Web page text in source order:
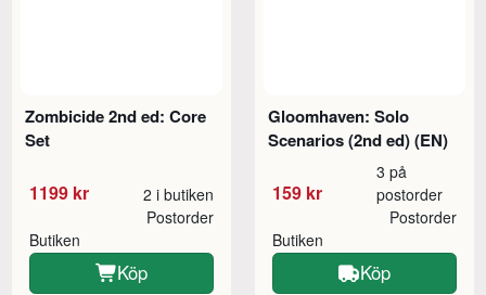
Zombicide 2nd ed: Core
Set
1199 kr 2 i butiken
Butiken
Postorder
Köp
Gloomhaven: Solo
Scenarios (2nd ed) (EN)
159 kr
3 på
postorder
Butiken
Postorder
Köp